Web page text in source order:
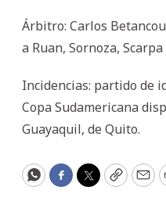
Árbitro: Carlos
a Ruan, Sornoza, Scarpa
Incidencias: partido de
Copa Sudamericana
Guayaquil, de Quito.
WhatsApp
Facebook
Twitter
Copy